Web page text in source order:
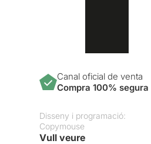
Canal oficial de venta
Compra 100% segura
Disseny i programació:
Copymouse
Vull veure